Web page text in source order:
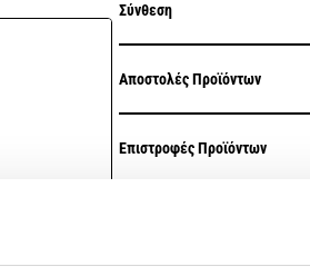
Σύνθεση
Αποστολές Προϊόντων
Επιστροφές Προϊόντων